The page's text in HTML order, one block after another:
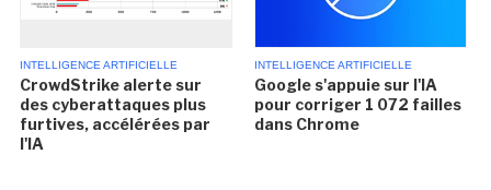
INTELLIGENCE ARTIFICIELLE
CrowdStrike alerte sur
des cyberattaques plus
furtives, accélérées par
l'IA
INTELLIGENCE ARTIFICIELLE
Google s'appuie sur l'IA
pour corriger 1 072 failles
dans Chrome